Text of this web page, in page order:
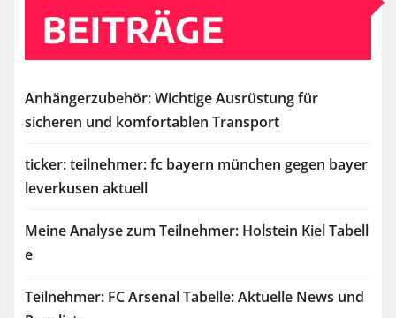
BEITRÄGE
Anhängerzubehör: Wichtige Ausrüstung für
sicheren und komfortablen Transport
ticker: teilnehmer: fc bayern münchen gegen bayer
leverkusen aktuell
Meine Analyse zum Teilnehmer: Holstein Kiel Tabell
e
Teilnehmer: FC Arsenal Tabelle: Aktuelle News und